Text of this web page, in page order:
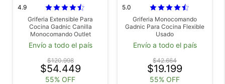
4.9
Griferia Extensible Para
Cocina Gadnic Canilla
Monocomando Outlet
Envío a todo el país
$120.998
$54.449
55% OFF
5.0
Griferia Monocomando
Gadnic Para Cocina Flexible
Usado
Envío a todo el país
$42.664
$19.199
55% OFF